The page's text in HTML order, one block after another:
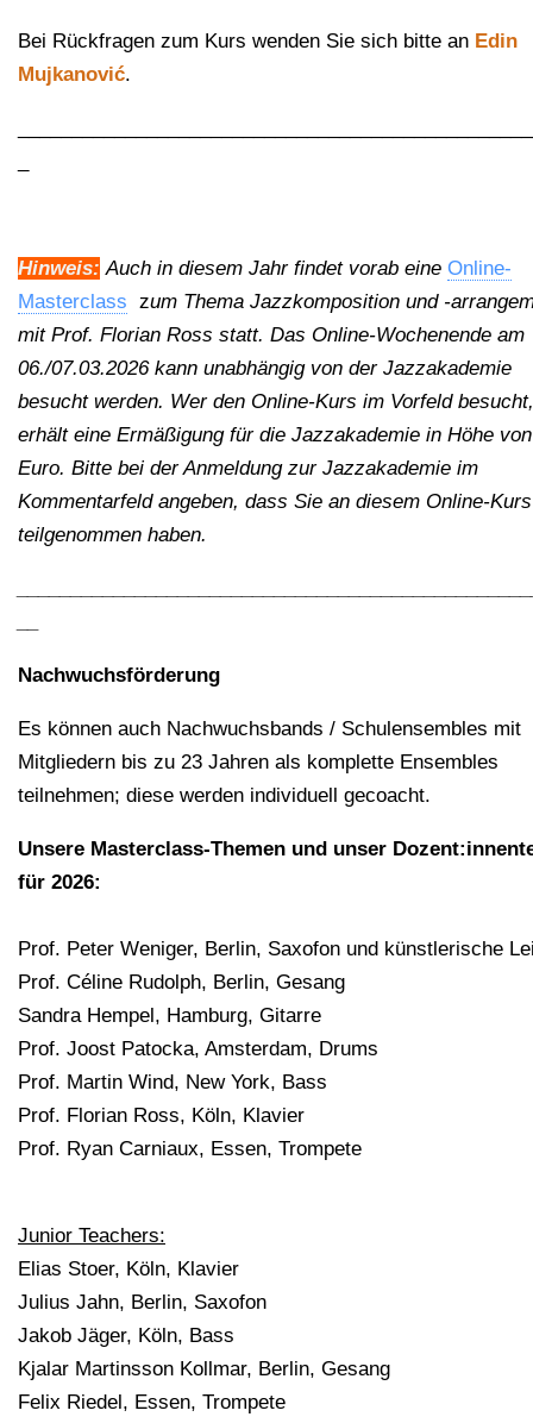
Bei Rückfragen zum Kurs wenden Sie sich bitte an Edin
Mujkanović.
Hinweis: Auch in diesem Jahr findet vorab eine Online-
Masterclass zum Thema Jazzkomposition und -
mit Prof. Florian Ross statt. Das Online-Wochenende am
06./07.03.2026 kann unabhängig von der Jazzakademie
besucht werden. Wer den Online-Kurs im Vorfeld besucht,
erhält eine Ermäßigung für die Jazzakademie in Höhe
Euro. Bitte bei der Anmeldung zur Jazzakademie im
Kommentarfeld angeben, dass Sie an diesem Online-Kurs
teilgenommen haben.
Nachwuchsförderung
Es können auch Nachwuchsbands / Schulensembles mit
Mitgliedern bis zu 23 Jahren als komplette Ensembles
teilnehmen; diese werden individuell gecoacht.
Unsere Masterclass-Themen und unser
für 2026:
Prof. Peter Weniger, Berlin, Saxofon und künstlerische
Prof. Céline Rudolph, Berlin, Gesang
Sandra Hempel, Hamburg, Gitarre
Prof. Joost Patocka, Amsterdam, Drums
Prof. Martin Wind, New York, Bass
Prof. Florian Ross, Köln, Klavier
Prof. Ryan Carniaux, Essen, Trompete
Junior Teachers:
Elias Stoer, Köln, Klavier
Julius Jahn, Berlin, Saxofon
Jakob Jäger, Köln, Bass
Kjalar Martinsson Kollmar, Berlin, Gesang
Felix Riedel, Essen, Trompete